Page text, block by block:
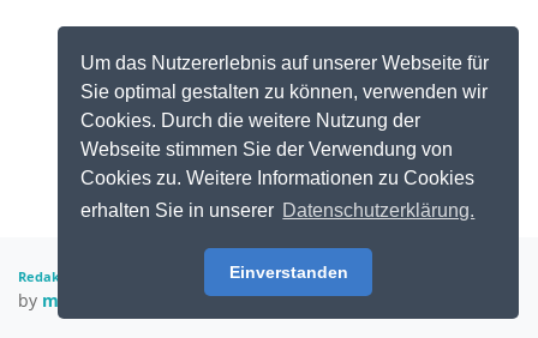
Um das Nutzererlebnis auf unserer Webseite für
Sie optimal gestalten zu können, verwenden wir
Cookies. Durch die weitere Nutzung der
Webseite stimmen Sie der Verwendung von
Cookies zu. Weitere Informationen zu Cookies
erhalten Sie in unserer Datenschutzerklärung.
Einverstanden
Redaktions-Login Datenschutzerklärung|Impressum
by mecodia